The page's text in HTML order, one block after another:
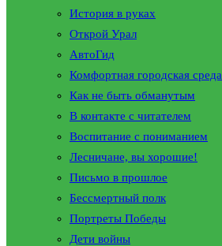
История в руках
Открой Урал
АвтоГид
Комфортная городская среда
Как не быть обманутым
В контакте с читателем
Воспитание с пониманием
Лесничане, вы хорошие!
Письмо в прошлое
Бессмертный полк
Портреты Победы
Дети войны